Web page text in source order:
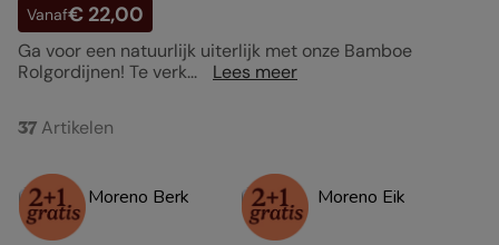
Vanaf€ 22,00
Ga voor een natuurlijk uiterlijk met onze Bamboe
Rolgordijnen! Te verk...
Lees meer
37 Artikelen